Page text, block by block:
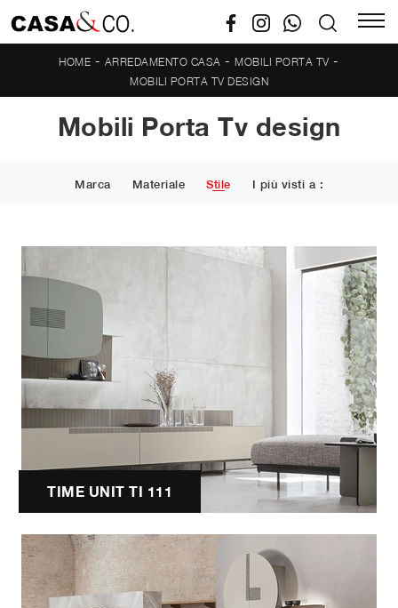
HOME - ARREDAMENTO CASA -MOBILI PORTA TV -
MOBILI PORTA TV DESIGN
Mobili Porta Tv design
Marca Materiale Stile I più visti a :
TIME UNIT TI 111